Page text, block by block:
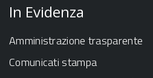
In Evidenza
Amministrazione trasparente
Comunicati stampa